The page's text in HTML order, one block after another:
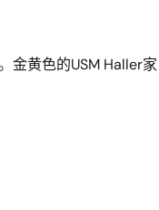
金黄色的USM Haller家